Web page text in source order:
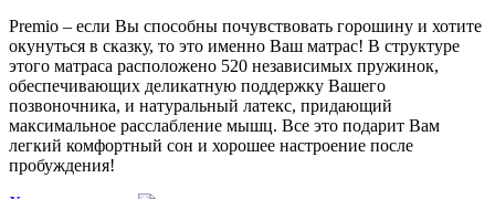
Premio – если Вы способны почувствовать горошину и хотите
окунуться в сказку, то это именно Ваш матрас! В структуре
этого матраса расположено 520 независимых пружинок,
обеспечивающих деликатную поддержку Вашего
позвоночника, и натуральный латекс, придающий
максимальное расслабление мышц. Все это подарит Вам
легкий комфортный сон и хорошее настроение после
пробуждения!